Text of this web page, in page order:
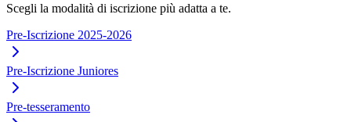
Scegli la modalità di iscrizione più adatta a te.
Pre-Iscrizione 2025-2026
Pre-Iscrizione Juniores
Pre-tesseramento